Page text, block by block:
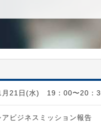
月21日(水) 19：00〜20：
アビジネスミッション報告